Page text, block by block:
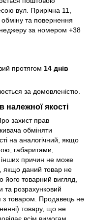
вул. Прирічна 11,
та повернення
за номером +38
протягом 14 днів
за домовленістю.
належної якості
захист прав
обміняти
на аналогічний, якщо
габаритами,
причин не може
якщо даний товар не
його товарний вигляд,
та розрахунковий
з товаром. Продавець не
товару, що не